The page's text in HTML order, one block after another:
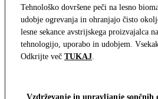
Tehnološko dovršene peči na lesno
udobje ogrevanja in ohranjajo čisto
lesne sekance avstrijskega proizvajalca
tehnologijo, uporabo in udobjem.
Odkrijte več TUKAJ.
Vzdrževanje in upravljanje sončnih